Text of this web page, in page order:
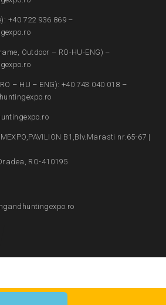
+40 722 936 869 –
Outdoor – RO-HU-ENG) –
– HU – ENG): +40 743 040 018 –
B1,Blv.Marasti nr.65-67 |
RO-410195